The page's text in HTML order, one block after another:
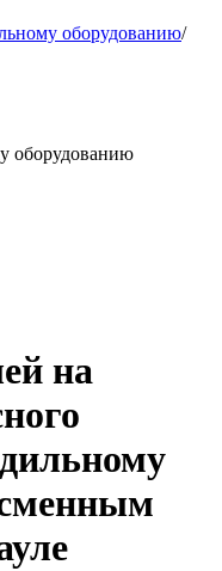
оборудованию/
оборудованию
на